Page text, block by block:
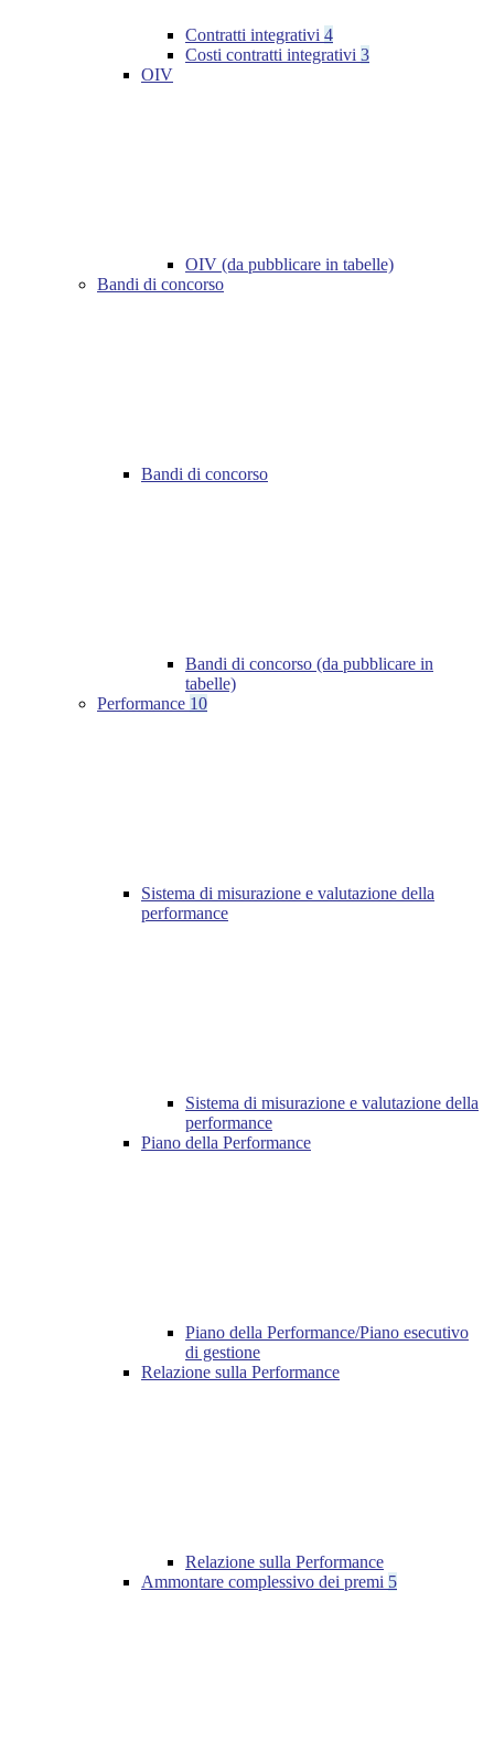
Contratti integrativi 4
Costi contratti integrativi 3
OIV
OIV (da pubblicare in tabelle)
Bandi di concorso
Bandi di concorso
Bandi di concorso (da pubblicare in
tabelle)
Performance 10
Sistema di misurazione e valutazione della
performance
Sistema di misurazione e valutazione della
performance
Piano della Performance
Piano della Performance/Piano esecutivo
di gestione
Relazione sulla Performance
Relazione sulla Performance
Ammontare complessivo dei premi 5